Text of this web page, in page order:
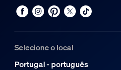
Selecione o local
Portugal - português